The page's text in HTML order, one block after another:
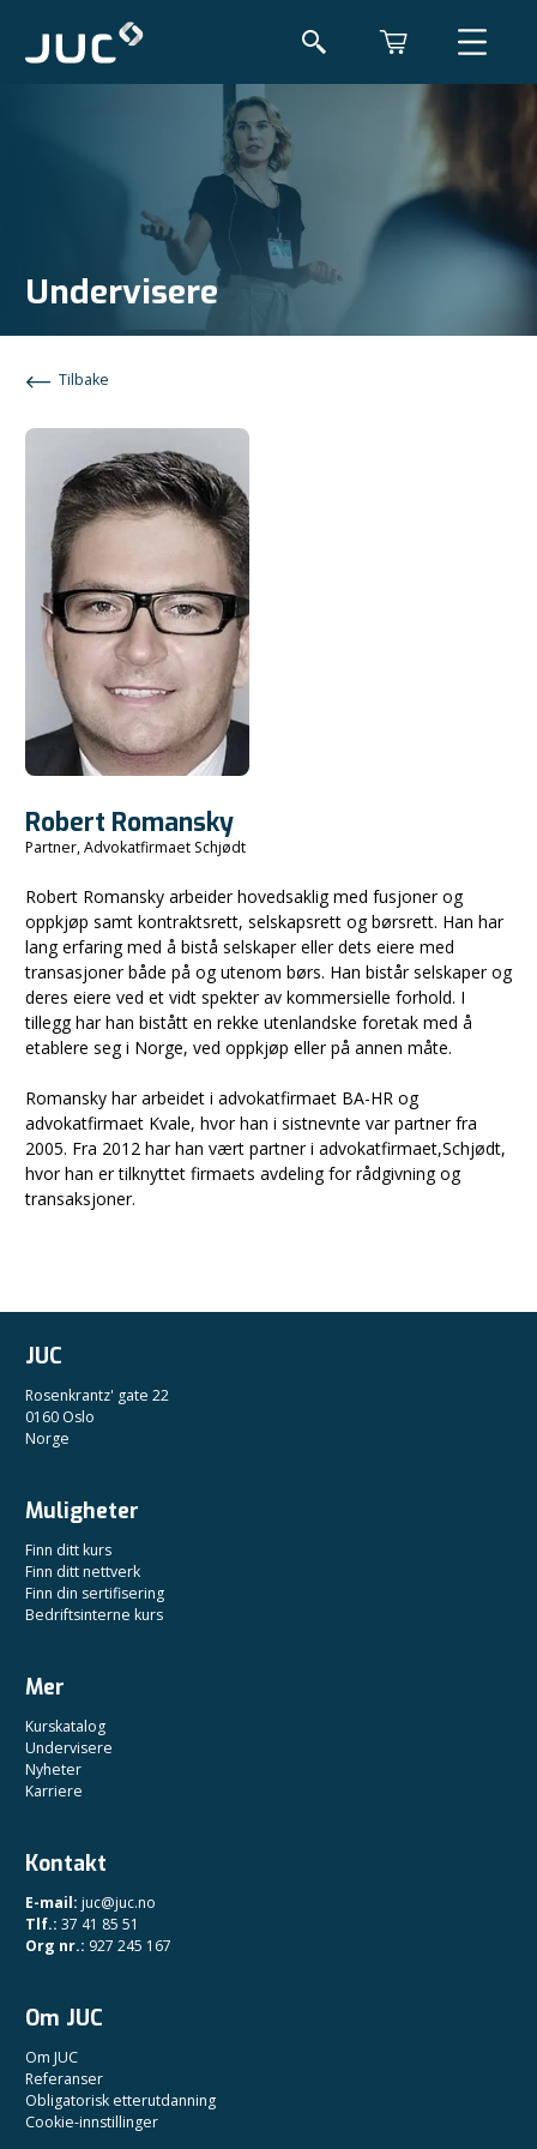
Undervisere
Tilbake
Robert Romansky
Partner, Advokatfirmaet Schjødt
Robert Romansky arbeider hovedsaklig med fusjoner og
oppkjøp samt kontraktsrett, selskapsrett og børsrett. Han har
lang erfaring med å bistå selskaper eller dets eiere med
transasjoner både på og utenom børs. Han bistår selskaper og
deres eiere ved et vidt spekter av kommersielle forhold. I
tillegg har han bistått en rekke utenlandske foretak med å
etablere seg i Norge, ved oppkjøp eller på annen måte.
Romansky har arbeidet i advokatfirmaet BA-HR og
advokatfirmaet Kvale, hvor han i sistnevnte var partner fra
2005. Fra 2012 har han vært partner i advokatfirmaet,Schjødt,
hvor han er tilknyttet firmaets avdeling for rådgivning og
transaksjoner.
JUC
Rosenkrantz' gate 22
0160 Oslo
Norge
Muligheter
Finn ditt kurs
Finn ditt nettverk
Finn din sertifisering
Bedriftsinterne kurs
Mer
Kurskatalog
Undervisere
Nyheter
Karriere
Kontakt
E-mail: juc@juc.no
Tlf.: 37 41 85 51
Org nr.: 927 245 167
Om JUC
Om JUC
Referanser
Obligatorisk etterutdanning
Cookie-innstillinger